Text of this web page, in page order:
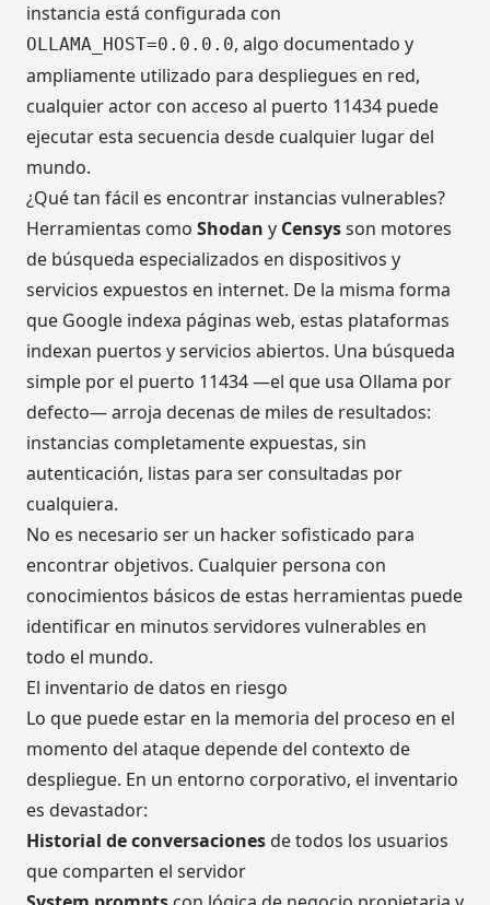
instancia está configurada con
OLLAMA_HOST=0.0.0.0, algo documentado y
ampliamente utilizado para despliegues en red,
cualquier actor con acceso al puerto 11434 puede
ejecutar esta secuencia desde cualquier lugar del
mundo.
¿Qué tan fácil es encontrar instancias vulnerables?
Herramientas como Shodan y Censysson motores
de búsqueda especializados en dispositivos y
servicios expuestos en internet. De la misma forma
que Google indexa páginas web, estas plataformas
indexan puertos y servicios abiertos. Una búsqueda
simple por el puerto 11434 —el que usa Ollama por
defecto— arroja decenas de miles de resultados:
instancias completamente expuestas, sin
autenticación, listas para ser consultadas por
cualquiera.
No es necesario ser un hacker sofisticado para
encontrar objetivos. Cualquier persona con
conocimientos básicos de estas herramientas puede
identificar en minutos servidores vulnerables en
todo el mundo.
El inventario de datos en riesgo
Lo que puede estar en la memoria del proceso en el
momento del ataque depende del contexto de
despliegue. En un entorno corporativo, el inventario
es devastador:
Historial de conversaciones de todos los usuarios
que comparten el servidor